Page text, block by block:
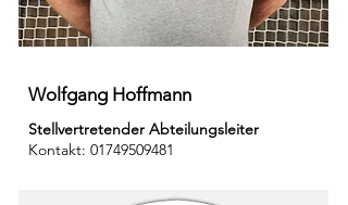
Wolfgang Hoffmann
Stellvertretender Abteilungsleiter
Kontakt: 01749509481